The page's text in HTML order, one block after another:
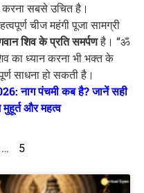
करना सबसे उचित है।
चीज महंगी पूजा सामग्री
शिव के प्रति समर्पणहै। “ॐ
का ध्यान करना भी भक्त के
साधना हो सकती है।
नाग पंचमी कब है? जानें सही
और महत्व
… 5